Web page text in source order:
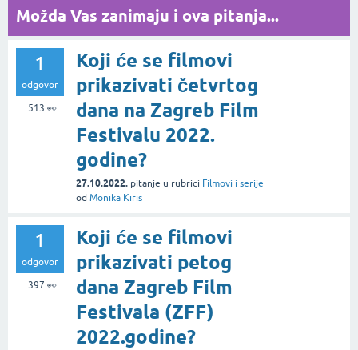
Možda Vas zanimaju i ova pitanja...
1
odgovor
513 👀
Koji će se filmovi
prikazivati četvrtog
dana na Zagreb Film
Festivalu 2022.
godine?
27.10.2022. pitanje u rubrici Filmovi i serije
od Monika Kiris
1
odgovor
397 👀
Koji će se filmovi
prikazivati petog
dana Zagreb Film
Festivala (ZFF)
2022.godine?